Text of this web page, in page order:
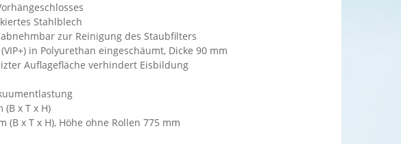
Stahlblech
zur Reinigung des Staubfilters
in Polyurethan eingeschäumt, Dicke 90 mm
Auflagefläche verhindert Eisbildung
x T x H)
(B x T x H), Höhe ohne Rollen 775 mm